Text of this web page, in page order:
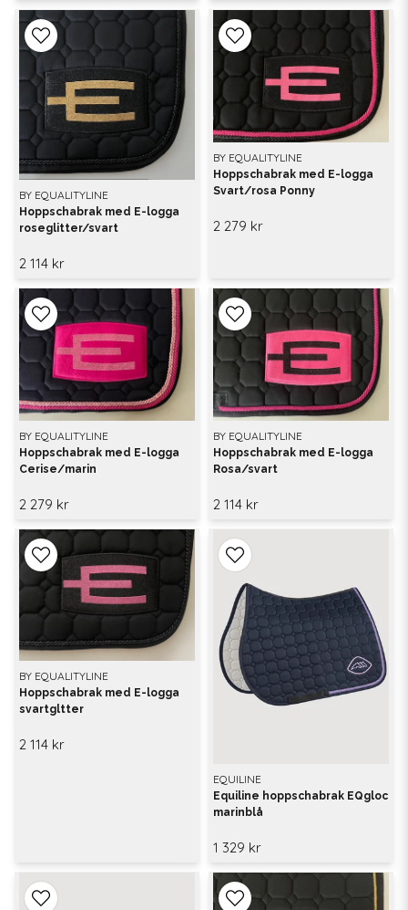
BY EQUALITYLINE
Hoppschabrak med E-logga
roseglitter/svart
2 114 kr
BY EQUALITYLINE
Hoppschabrak med E-logga
Svart/rosa Ponny
2 279 kr
BY EQUALITYLINE
Hoppschabrak med E-logga
Cerise/marin
2 279 kr
BY EQUALITYLINE
Hoppschabrak med E-logga
Rosa/svart
2 114 kr
BY EQUALITYLINE
Hoppschabrak med E-logga
svartgltter
2 114 kr
EQUILINE
Equiline hoppschabrak EQgloc
marinblå
1 329 kr